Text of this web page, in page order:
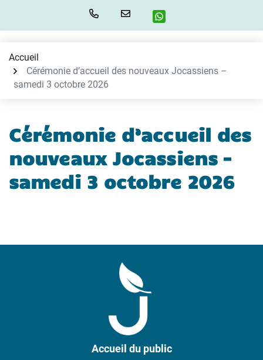
Accueil
Cérémonie d’accueil des nouveaux Jocassiens –
samedi 3 octobre 2026
Cérémonie d’accueil des
nouveaux Jocassiens –
samedi 3 octobre 2026
Accueil du public